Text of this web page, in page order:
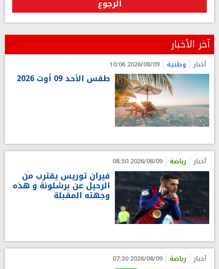
الرجوع
آخر الأخبار
أخبار وطنية 2026/08/09 10:06
طقس الأحد 09 أوت 2026
أخبار رياضة 2026/08/09 08:50
فيران توريس يقترب من
الرحيل عن برشلونة و هذه
وجهته المقبلة
أخبار رياضة 2026/08/09 07:30